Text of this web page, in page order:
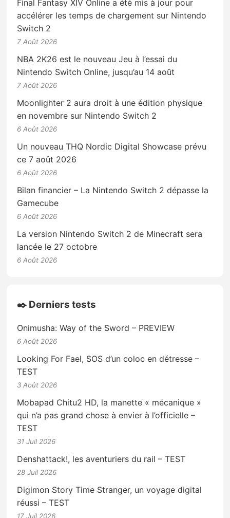
Final Fantasy XIV Online a été mis à jour pour
accélérer les temps de chargement sur Nintendo
Switch 2
7 Août 2026
NBA 2K26 est le nouveau Jeu à l’essai du
Nintendo Switch Online, jusqu’au 14 août
7 Août 2026
Moonlighter 2 aura droit à une édition physique
en novembre sur Nintendo Switch 2
6 Août 2026
Un nouveau THQ Nordic Digital Showcase prévu
ce 7 août 2026
6 Août 2026
Bilan financier – La Nintendo Switch 2 dépasse la
Gamecube
6 Août 2026
La version Nintendo Switch 2 de Minecraft sera
lancée le 27 octobre
6 Août 2026
✒️ Derniers tests
Onimusha: Way of the Sword – PREVIEW
6 Août 2026
Looking For Fael, SOS d’un coloc en détresse –
TEST
3 Août 2026
Mobapad Chitu2 HD, la manette « mécanique »
qui n’a pas grand chose à envier à l’officielle –
TEST
31 Juil 2026
Denshattack!, les aventuriers du rail – TEST
28 Juil 2026
Digimon Story Time Stranger, un voyage digital
réussi – TEST
17 Juil 2026